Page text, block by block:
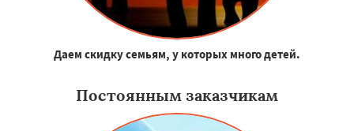
Даем скидку семьям, у которых много детей.
Постоянным заказчикам